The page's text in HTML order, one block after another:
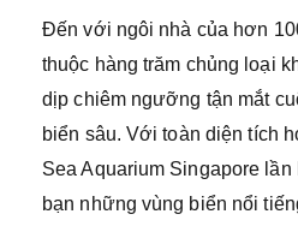
Đến với ngôi nhà của hơn
thuộc hàng trăm chủng loại
dịp chiêm ngưỡng tận mắt
biển sâu. Với toàn diện tích
Sea Aquarium Singapore
bạn những vùng biển nổi